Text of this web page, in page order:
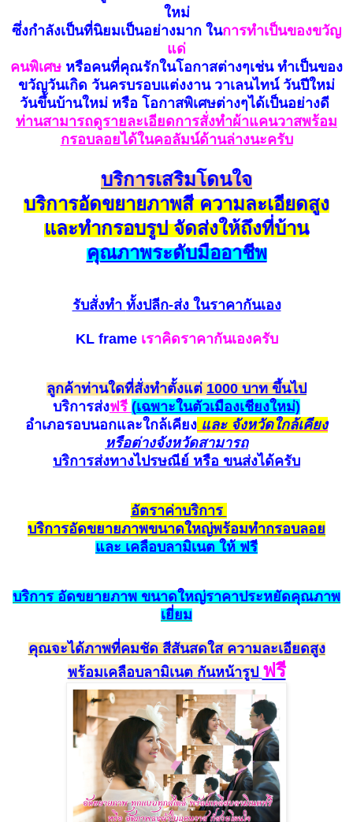
ใหม่
ซึ่งกำลังเป็นที่นิยมเป็นอย่างมาก ในการทำเป็นของขวัญ
แด่
คนพิเศษ หรือคนที่คุณรักในโอกาสต่างๆเช่น ทำเป็นของ
ขวัญวันเกิด วันครบรอบแต่งงาน วาเลนไทน์ วันปีใหม่
วันขึ้นบ้านใหม่ หรือ โอกาสพิเศษต่างๆได้เป็นอย่างดี
ท่านสามารถดูรายละเอียดการสั่งทำผ้าแคนวาสพร้อม
กรอบลอยได้ในคอลัมน์ด้านล่างนะครับ
บริการเสริมโดนใจ
บริการอัดขยายภาพสี ความละเอียดสูง
และทำกรอบรูป จัดส่งให้ถึงที่บ้าน
คุณภาพระดับมืออาชีพ
รับสั่งทำ ทั้งปลีก-ส่ง ในราคากันเอง
KL frame เราคิดราคากันเองครับ
ลูกค้าท่านใดที่สั่งทำตั้งแต่ 1000 บาท ขึ้นไป
บริการส่งฟรี (เฉพาะในตัวเมืองเชียงใหม่)
อำเภอรอบนอกและใกล้เคียง และ จังหวัดใกล้เคียง
หรือต่างจังหวัดสามารถ
บริการส่งทางไปรษณีย์ หรือ ขนส่งได้ครับ
อัตราค่าบริการ
บริการอัดขยายภาพขนาดใหญ่พร้อมทำกรอบลอย
และ เคลือบลามิเนต ให้ ฟรี
บริการ อัดขยายภาพ ขนาดใหญ่ราคาประหยัดคุณภาพ
เยี่ยม
คุณจะได้ภาพที่คมชัด สีสันสดใส ความละเอียดสูง
พร้อมเคลือบลามิเนต กันหน้ารูป ฟรี